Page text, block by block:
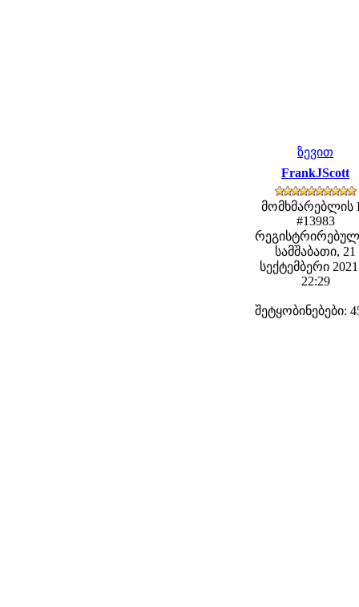
ზევით
FrankJScott
მომხმარებლის
#13983
სამშაბათი, 21
სექტემბერი
22:29
შეტყობინებები: